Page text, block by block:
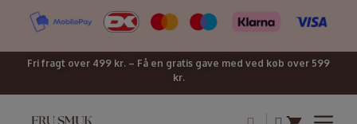
Fri fragt over 499 kr. – Få en gratis gave med ved køb over 599
kr.